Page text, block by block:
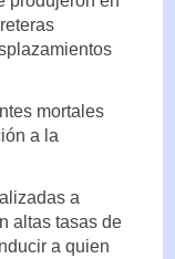
mortales
a la
a
altas tasas de
a quien